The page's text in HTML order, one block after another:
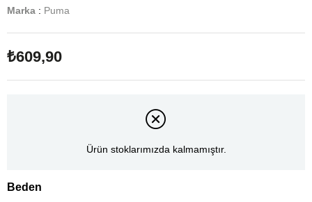
Marka : Puma
₺609,90
Ürün stoklarımızda kalmamıştır.
Beden